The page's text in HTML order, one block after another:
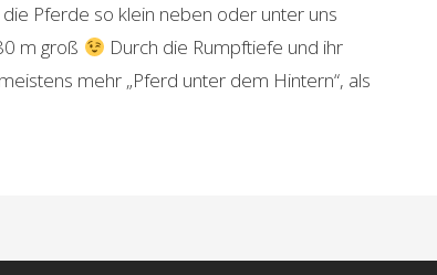
Pferde so klein neben oder unter uns
m groß
Durch die Rumpftiefe und ihr
mehr „Pferd unter dem Hintern“, als